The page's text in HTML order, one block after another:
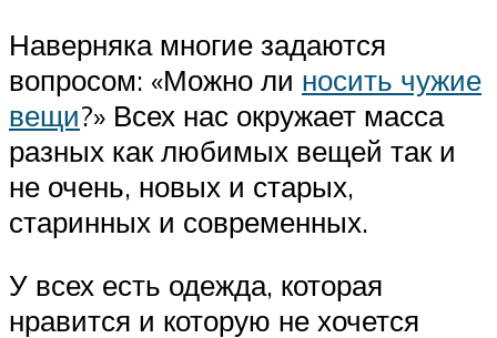
Наверняка многие задаются
вопросом: «Можно ли носить чужие
вещи?» Всех нас окружает масса
разных как любимых вещей так и
не очень, новых и старых,
старинных и современных.
У всех есть одежда, которая
нравится и которую не хочется